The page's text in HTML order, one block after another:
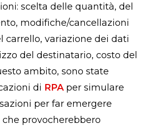
scelta delle quantità, del
modifiche/cancellazioni
carrello, variazione dei dati
del destinatario, costo del
ambito, sono state
di RPAper simulare
per far emergere
provocherebbero